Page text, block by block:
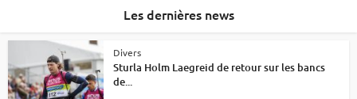
Les dernières news
Divers
Sturla Holm Laegreid de retour sur les bancs
de...